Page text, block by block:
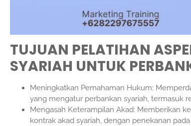
TUJUAN PELATIHAN
SYARIAH UNTUK
Meningkatkan Pemahaman Hukum:
yang mengatur perbankan syariah, termasuk
Mengasah Keterampilan Akad: Memberikan
kontrak akad syariah, dengan penekanan